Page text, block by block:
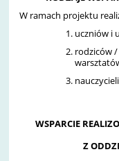
W ramach projektu
uczniów i
rodziców
WSPARCIE
Z